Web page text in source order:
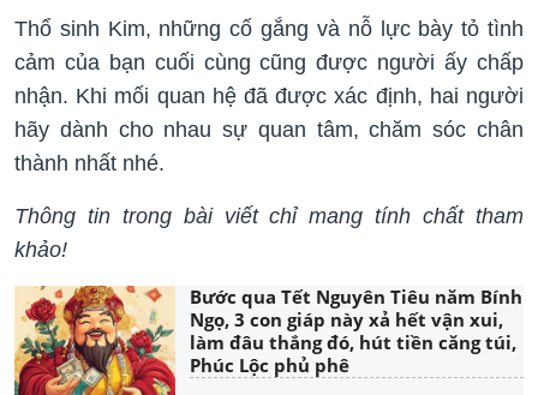
Thổ sinh Kim, những cố gắng và nỗ lực bày tỏ tình
cảm của bạn cuối cùng cũng được người ấy chấp
nhận. Khi mối quan hệ đã được xác định, hai người
hãy dành cho nhau sự quan tâm, chăm sóc chân
thành nhất nhé.
Thông tin trong bài viết chỉ mang tính chất tham
khảo!
Bước qua Tết Nguyên Tiêu năm Bính
Ngọ, 3 con giáp này xả hết vận xui,
làm đâu thắng đó, hút tiền căng túi,
Phúc Lộc phủ phê